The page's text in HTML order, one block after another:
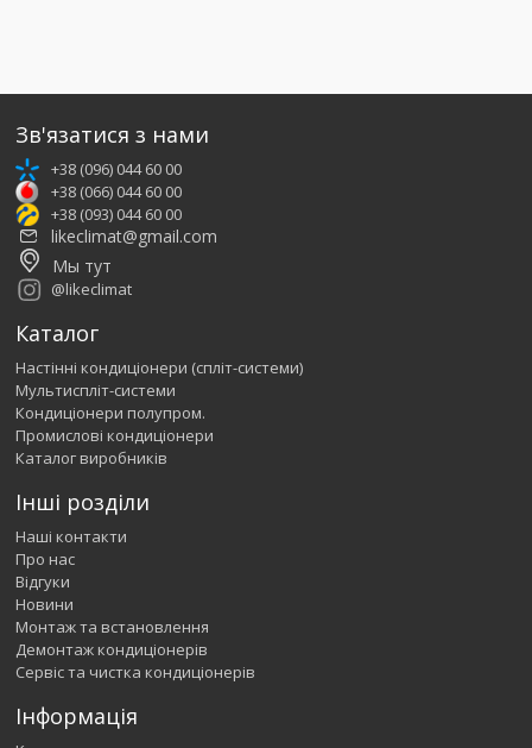
Зв'язатися з нами
+38 (096) 044 60 00
+38 (066) 044 60 00
+38 (093) 044 60 00
likeclimat@gmail.com
Мы тут
@likeclimat
Каталог
Настінні кондиціонери (спліт-системи)
Мультиспліт-системи
Кондиціонери полупром.
Промислові кондиціонери
Каталог виробників
Інші розділи
Наші контакти
Про нас
Відгуки
Новини
Монтаж та встановлення
Демонтаж кондиціонерів
Сервіс та чистка кондиціонерів
Інформація